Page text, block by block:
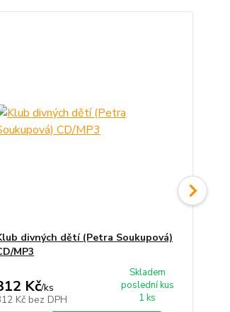
divných dětí (Petra Soukupová)
MP3
Kč/ks
Kč bez DPH
Skladem
poslední kus
1 ks